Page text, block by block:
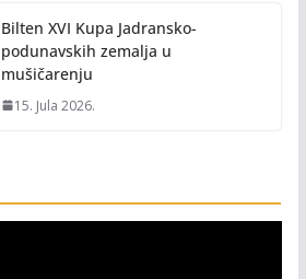
Bilten XVI Kupa Jadransko-
podunavskih zemalja u
mušičarenju
15. Jula 2026.